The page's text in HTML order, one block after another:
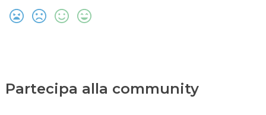
Partecipa alla community